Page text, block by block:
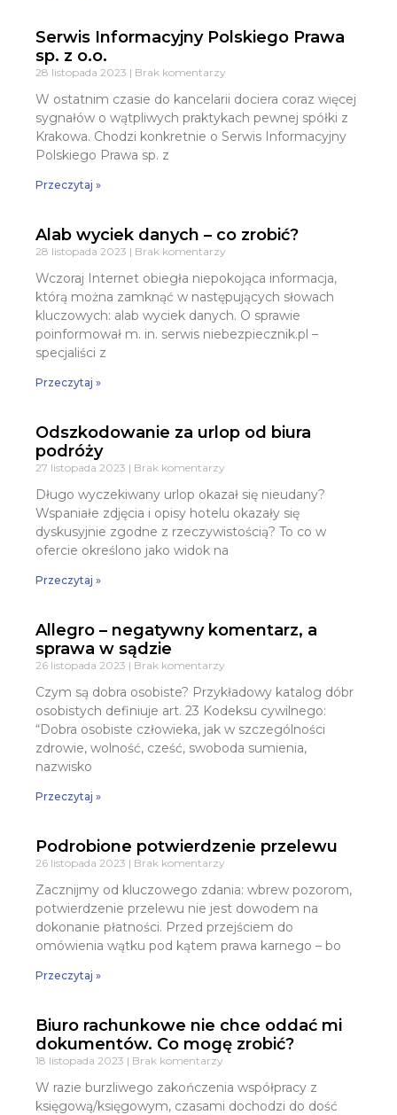
Serwis Informacyjny Polskiego Prawa
sp. z o.o.
28 listopada 2023 Brak komentarzy
W ostatnim czasie do kancelarii dociera coraz więcej
sygnałów o wątpliwych praktykach pewnej spółki z
Krakowa. Chodzi konkretnie o Serwis Informacyjny
Polskiego Prawa sp. z
Przeczytaj »
Alab wyciek danych – co zrobić?
28 listopada 2023 Brak komentarzy
Wczoraj Internet obiegła niepokojąca informacja,
którą można zamknąć w następujących słowach
kluczowych: alab wyciek danych. O sprawie
poinformował m. in. serwis niebezpiecznik.pl –
specjaliści z
Przeczytaj »
Odszkodowanie za urlop od biura
podróży
27 listopada 2023 Brak komentarzy
Długo wyczekiwany urlop okazał się nieudany?
Wspaniałe zdjęcia i opisy hotelu okazały się
dyskusyjnie zgodne z rzeczywistością? To co w
ofercie określono jako widok na
Przeczytaj »
Allegro – negatywny komentarz, a
sprawa w sądzie
26 listopada 2023 Brak komentarzy
Czym są dobra osobiste? Przykładowy katalog dóbr
osobistych definiuje art. 23 Kodeksu cywilnego:
“Dobra osobiste człowieka, jak w szczególności
zdrowie, wolność, cześć, swoboda sumienia,
nazwisko
Przeczytaj »
Podrobione potwierdzenie przelewu
26 listopada 2023 Brak komentarzy
Zacznijmy od kluczowego zdania: wbrew pozorom,
potwierdzenie przelewu nie jest dowodem na
dokonanie płatności. Przed przejściem do
omówienia wątku pod kątem prawa karnego – bo
Przeczytaj »
Biuro rachunkowe nie chce oddać mi
dokumentów. Co mogę zrobić?
18 listopada 2023 Brak komentarzy
W razie burzliwego zakończenia współpracy z
księgową/księgowym, czasami dochodzi do dość